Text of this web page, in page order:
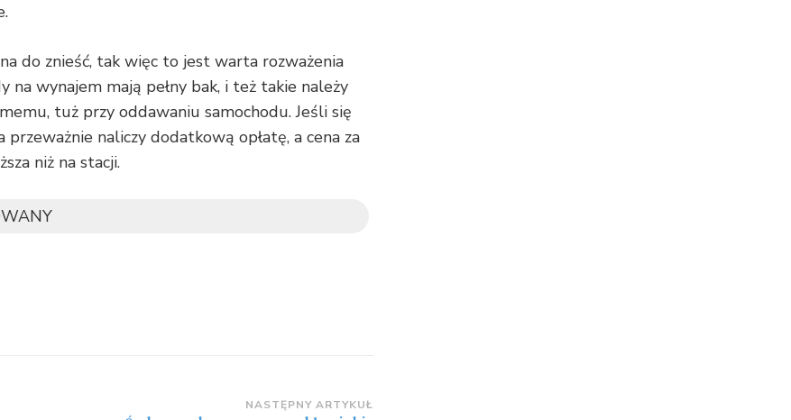
do znieść, tak więc to jest warta rozważenia
na wynajem mają pełny bak, i też takie należy
tuż przy oddawaniu samochodu. Jeśli się
naliczy dodatkową opłatę, a cena za
niż na stacji.
NASTĘPNY ARTYKUŁ